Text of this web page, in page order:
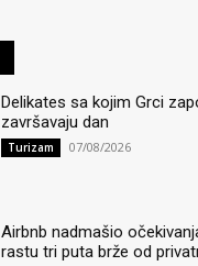
Delikates sa kojim Grci
završavaju dan
Turizam 07/08/2026
Airbnb nadmašio
rastu tri puta brže od